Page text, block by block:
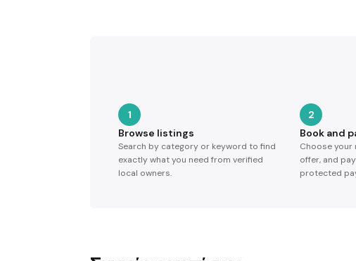
1
Browse listings
Search by category or keyword to find
exactly what you need from verified
local owners.
2
Book and
Choose your
offer, and
protected